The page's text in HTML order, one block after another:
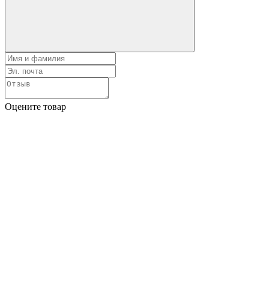
Оцените товар